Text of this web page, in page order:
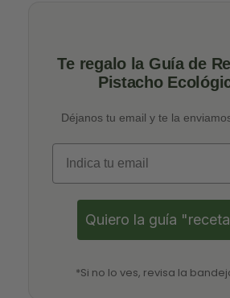
Te regalo la Guía de
Pistacho
Déjanos tu email y te la
Email
Quiero la guía
*Si no lo ves, revisa la